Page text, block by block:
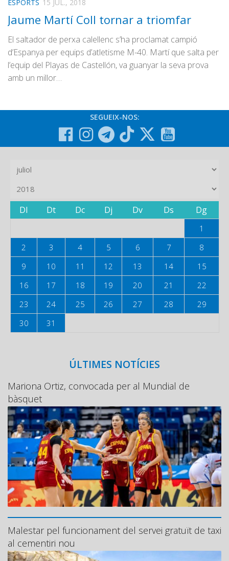
ESPORTS 15 JUL., 2018
Jaume Martí Coll tornar a triomfar
El saltador de perxa calellenc s’ha proclamat campió
d’Espanya per equips d’atletisme M-40. Martí que salta per
l’equip del Playas de Castellón, va guanyar la seva prova
amb un millor…
SEGUEIX-NOS:
Dl Dt Dc Dj Dv Ds Dg
1
2
3 4 5 6 7
8
9
10 11 12 13 14
15
16
17 18 19 20 21
22
23
24 25 26 27 28
29
30
31
ÚLTIMES NOTÍCIES
Mariona Ortiz, convocada per al Mundial de
bàsquet
Malestar pel funcionament del servei gratuït de taxi
al cementiri nou